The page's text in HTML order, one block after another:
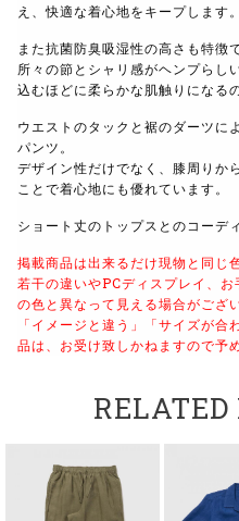
え、快適な着心地をキープします。
また抗菌防臭吸湿性の高さも特徴で
所々の節とシャリ感がヘンプらし
込むほどに柔らかな肌触りになる
ウエストのタックと裾のダーツに
パンツ。
デザイン性だけでなく、膝周りか
ことで着心地にも優れています。
ショート丈のトップスとのコーデ
掲載商品は出来るだけ現物と同じ
若干の違いやPCディスプレイ、
の色と異なって見える場合がござ
「イメージと違う」「サイズが
品は、お受け致しかねますので予
RELATED